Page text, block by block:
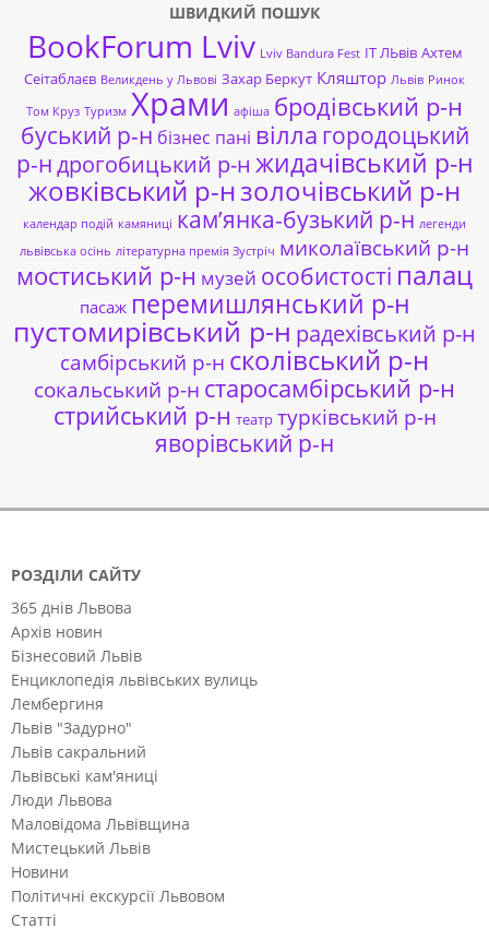
ШВИДКИЙ ПОШУК
BookForum Lviv Lviv Bandura Fest ІТ ЛЬвів Ахтем
Сеітаблаєв Великдень у Львові Захар Беркут Кляштор Львів Ринок
Том Круз Туризм Храми афіша бродівський р-н
буський р-н бізнес пані вілла городоцький
р-ндрогобицький р-н жидачівський р-н
жовківський р-нзолочівський р-н
календар подій камяниці кам’янка-бузький р-н легенди
львівська осінь літературна премія Зустріч миколаївський р-н
мостиський р-н музей особистості палац
пасаж перемишлянський р-н
пустомирівський р-н радехівський р-н
самбірський р-н сколівський р-н
сокальський р-н старосамбірський р-н
стрийський р-н театр турківський р-н
яворівський р-н
РОЗДІЛИ САЙТУ
365 днів Львова
Архів новин
Бізнесовий Львів
Енциклопедія львівських вулиць
Лембергиня
Львів "Задурно"
Львів сакральний
Львівські кам'яниці
Люди Львова
Маловідома Львівщина
Мистецький Львів
Новини
Політичні екскурсії Львовом
Статті